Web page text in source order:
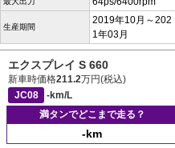
生産期間
2019年10月～202
1年03月
エクスプレイ S 660
新車時価格211.2万円(税込)
JC08
-km/L
満タンでどこまで走る？
-km